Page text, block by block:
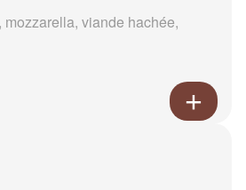
viande hachée,